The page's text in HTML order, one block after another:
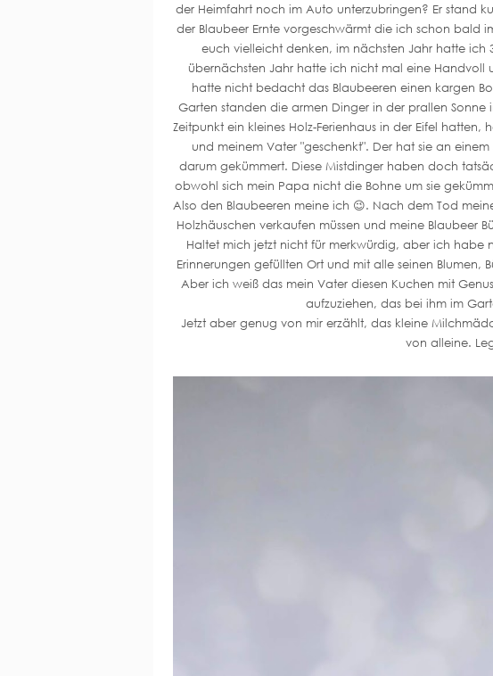
der Heimfahrt noch im Auto unterzubringen? Er stand
der Blaubeer Ernte vorgeschwärmt die ich schon bald
euch vielleicht denken, im nächsten Jahr hatte ich
übernächsten Jahr hatte ich nicht mal eine Handvoll
hatte nicht bedacht das Blaubeeren einen kargen
Garten standen die armen Dinger in der prallen
Zeitpunkt ein kleines Holz-Ferienhaus in der Eifel
und meinem Vater "geschenkt". Der hat sie an
darum gekümmert. Diese Mistdinger haben doch
obwohl sich mein Papa nicht die Bohne um sie
Also den Blaubeeren meine ich 😉. Nach dem Tod
Holzhäuschen verkaufen müssen und meine Blaubeer
Haltet mich jetzt nicht für merkwürdig, aber ich habe
Erinnerungen gefüllten Ort und mit alle seinen Blumen,
Aber ich weiß das mein Vater diesen Kuchen mit
aufzuziehen, das bei ihm im
Jetzt aber genug von mir erzählt, das kleine
von alleine.